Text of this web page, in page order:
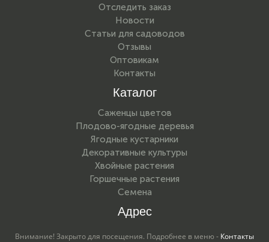
Отследить заказ
Новости
Статьи для садоводов
Отзывы
Оптовикам
Контакты
Каталог
Саженцы цветов
Плодово-ягодные деревья
Ягодные кустарники
Декоративные культуры
Хвойные растения
Горшечные растения
Семена
Адрес
Внимание! Закрыто для посещения. Подробнее в меню - Контакты